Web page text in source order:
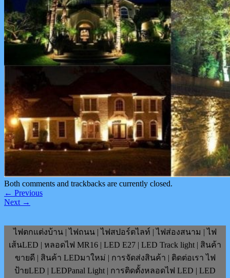
Both comments and trackbacks are currently closed.
← Previous
Next →
ไฟตกแต่งบ้าน | ไฟถนน | ไฟสปอร์ตไลท์ | ไฟส่องสนาม | ไฟ
เส้นLED | หลอดไฟ MR16 | LED E27 | LED Track light | สินค้า
ขายดี | สินค้า LEDมาใหม่ | การจัดส่งสินค้า | ติดต่อเรา ไฟ
ป้ายLED | LEDPanal Light | การติดตั้งหลอดไฟ LED | LED